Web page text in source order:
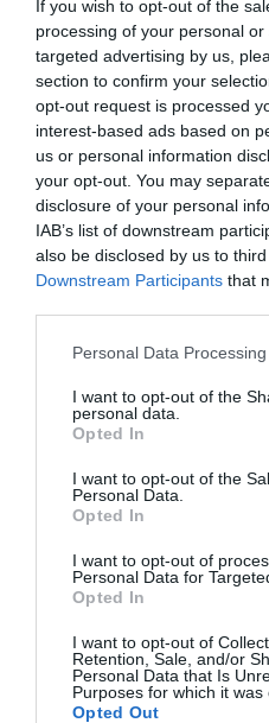
If you wish to opt-out of the
processing of your personal
targeted advertising by us,
section to confirm your
opt-out request is processed
interest-based ads based on
us or personal information
your opt-out. You may
disclosure of your personal
IAB’s list of downstream
also be disclosed by us to
Downstream Participants that
Personal Data
I want to opt-out of the
personal data.
Opted In
I want to opt-out of the
Personal Data.
Opted In
I want to opt-out of
Personal Data for
Opted In
I want to opt-out of
Retention, Sale, and/or
Personal Data that Is
Purposes for which it was
Opted Out
Βρες το
Όλα